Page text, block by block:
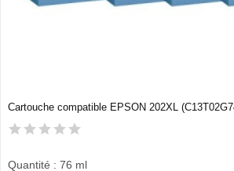
Cartouche compatible EPSON 202XL
Quantité : 76 ml